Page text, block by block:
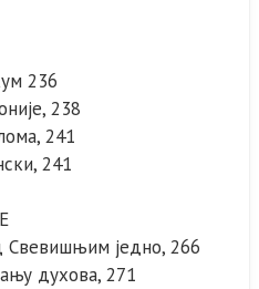
236
238
241
241
једно, 266
духова, 271